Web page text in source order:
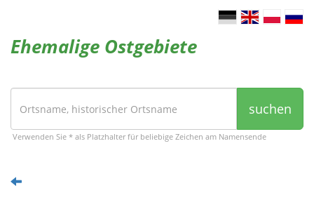
Ehemalige Ostgebiete
suchen
Verwenden Sie * als Platzhalter für beliebige Zeichen am Namensende